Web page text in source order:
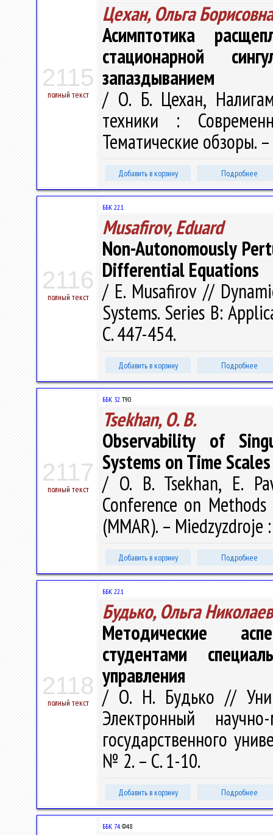
2115
полный текст
Цехан, Ольга Борисовна
Асимптотика
стационарной
запаздыванием
/ О. Б. Цехан,
техники :
Тематические обзоры.
Добавить в корзину Подробнее
2116
полный текст
ББК 22.1
Musafirov, Eduard
Non-Autonomously
Differential Equations
/ E. Musafirov //
Systems. Series B:
С. 447-454.
Добавить в корзину Подробнее
2117
полный текст
ББК 32.T90
Tsekhan, O. B.
Observability of
Systems on Time Scales
/ O. B. Tsekhan, E.
Conference on
(MMAR). – Miedzyzdroje
Добавить в корзину Подробнее
2118
полный текст
ББК 22.1
Будько, Ольга
Методические
студентами
управления
/ О. Н. Будько //
Электронный
государственного
№ 2. – С. 1-10.
Добавить в корзину Подробнее
ББК 74.Ф48